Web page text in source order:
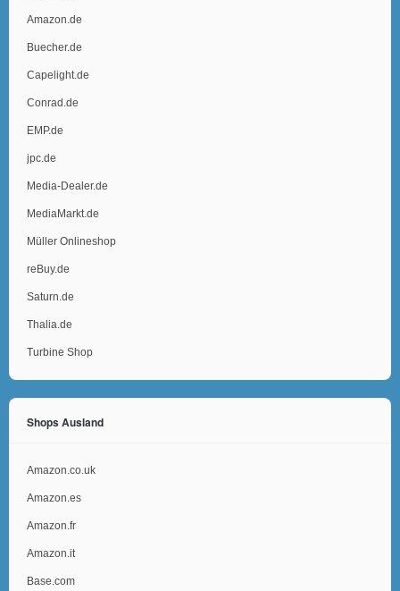
Amazon.de
Buecher.de
Capelight.de
Conrad.de
EMP.de
jpc.de
Media-Dealer.de
MediaMarkt.de
Müller Onlineshop
reBuy.de
Saturn.de
Thalia.de
Turbine Shop
Shops Ausland
Amazon.co.uk
Amazon.es
Amazon.fr
Amazon.it
Base.com